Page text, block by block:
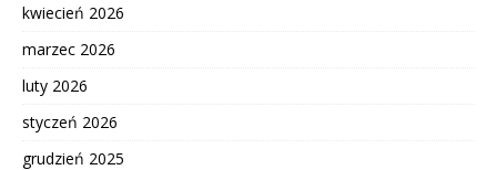
kwiecień 2026
marzec 2026
luty 2026
styczeń 2026
grudzień 2025